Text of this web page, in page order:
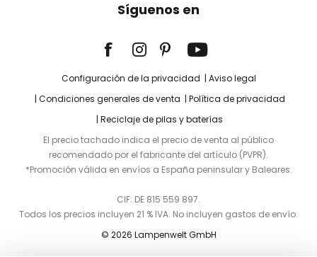
Síguenos en
Configuración de la privacidad
Aviso legal
Condiciones generales de venta
Política de privacidad
Reciclaje de pilas y baterías
El precio tachado indica el precio de venta al público
recomendado por el fabricante del artículo (PVPR).
*Promoción válida en envíos a España peninsular y Baleares.
CIF: DE 815 559 897.
Todos los precios incluyen 21 % IVA. No incluyen gastos de envío.
© 2026 Lampenwelt GmbH